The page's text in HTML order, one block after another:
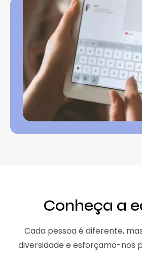
Conheça a
Cada pessoa é diferente,
diversidade e esforçamo-nos